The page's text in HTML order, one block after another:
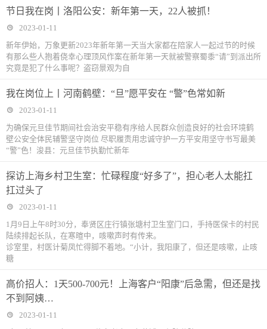
节日我在岗丨洛阳公安：新年第一天，22人被抓！
2023-01-11
新年伊始，万象更新2023年新年第一天当大家都在陪家人一起过节的时候
有那么些人抱着侥幸心理顶风作案在新年第一天就被警察蜀黍“请”到派出所
究竟是犯了什么事呢？盗窃景观为自
我在岗位上丨河南鹤壁：“旦”愿平安在 “警”色常如新
2023-01-11
为确保元旦佳节期间社会治安平稳有序给人民群众创造良好的社会环境鹤
壁公安全体民辅警坚守岗位 尽职履责用忠诚守护一方平安用坚守书写最美
“警”色！浚县：元旦佳节执勤忙新年
探访上海乡村卫生室：忙碌程度“好多了”，担心老人太能扛
扛过头了
2023-01-11
1月9日上午8时30分，奉贤区庄行镇张塘村卫生室门口，手持医保卡的村民
陆续排起长队，在寒暄中，咳嗽声时有传来。
诊室里，村医计菊凤忙得脚不着地。“小计，我阳康了，但还是咳嗽，止咳
糖
高价招人：1天500-700元！上海客户“阳康”后急需，但还是找
不到阿姨…
2023-01-11